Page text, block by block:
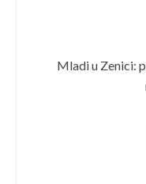
Mladi u Zenici: